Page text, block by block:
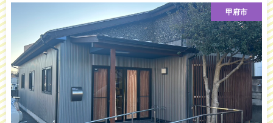
甲府市